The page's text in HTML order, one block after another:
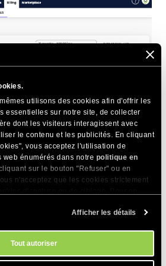
utilisons des cookies afin d'offrir les
essentielles sur notre site, de collecter
dont les visiteurs interagissent avec
le contenu et les publicités. En cliquant
vous acceptez l'utilisation de
énumérés dans notre politique en
cliquant sur le bouton "Refuser" ou en
n'acceptez que les cookies strictement
. Vous pouvez gérer vos préférences
Afficher les détails
Tout autoriser
courriel soit légitime, vous
suivre les liens ou de cliquer sur les
Rendez-vous plutôt manuellement
où vous pourrez vous connecter
y compris les renouveler si